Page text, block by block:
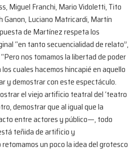
Miguel Franchi, Mario Vidoletti, Tito
Ganon, Luciano Matricardi, Martín
de Martínez respeta los
“en tanto secuencialidad de relato”,
nos tomamos la libertad de poder
cuales hacemos hincapié en aquello
y demostrar con este espectáculo.
el viejo artificio teatral del ‘teatro
demostrar que al igual que la
entre actores y público—, todo
teñida de artificio y
un poco la idea del grotesco